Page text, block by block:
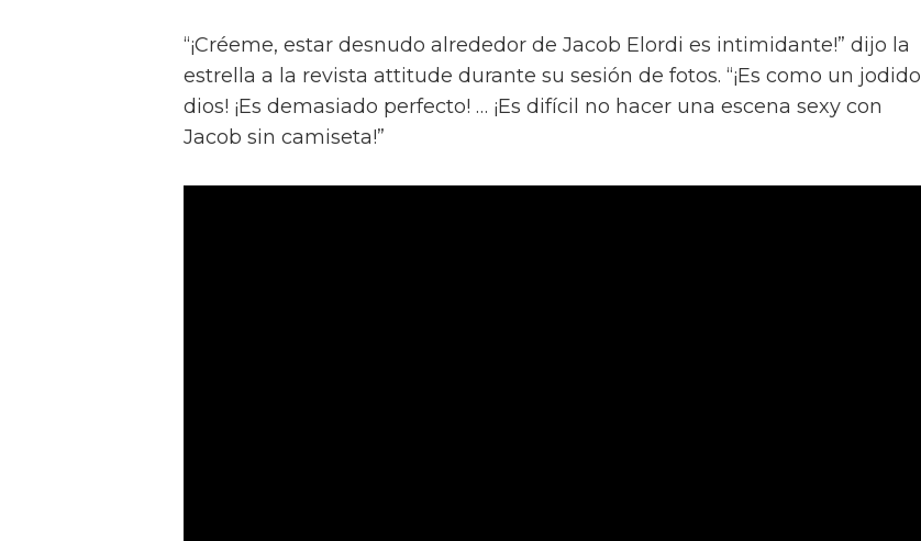
“¡Créeme, estar desnudo alrededor de Jacob Elordi es intimidante!” dijo la
estrella a la revista attitude durante su sesión de fotos. “¡Es como un jodido
dios! ¡Es demasiado perfecto! … ¡Es difícil no hacer una escena sexy con
Jacob sin camiseta!”